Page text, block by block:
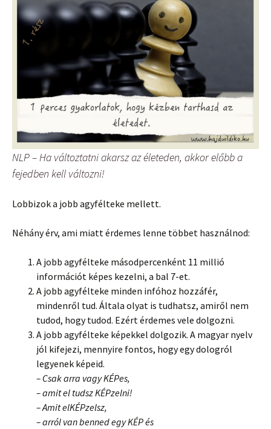
NLP – Ha változtatni akarsz az életeden, akkor előbb a
fejedben kell változni!
Lobbizok a jobb agyfélteke mellett.
Néhány érv, ami miatt érdemes lenne többet használnod:
A jobb agyfélteke másodpercenként 11 millió
információt képes kezelni, a bal 7-et.
A jobb agyfélteke minden infóhoz hozzáfér,
mindenről tud. Általa olyat is tudhatsz, amiről nem
tudod, hogy tudod. Ezért érdemes vele dolgozni.
A jobb agyfélteke képekkel dolgozik. A magyar nyelv
jól kifejezi, mennyire fontos, hogy egy dologról
legyenek képeid.
– Csak arra vagy KÉPes,
– amit el tudsz KÉPzelni!
– Amit elKÉPzelsz,
– arról van benned egy KÉP és